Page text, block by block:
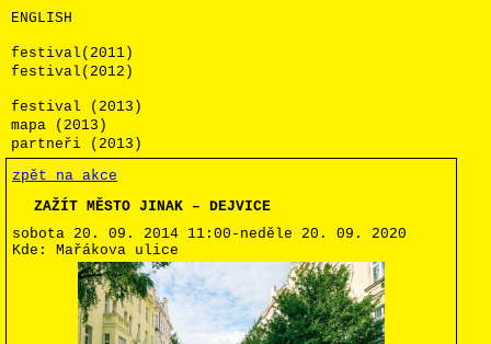
ENGLISH
festival(2011)
festival(2012)
festival (2013)
mapa (2013)
partneři (2013)
zpět na akce
ZAŽÍT MĚSTO JINAK – DEJVICE
sobota 20. 09. 2014 11:00-neděle 20. 09. 2020
Kde: Mařákova ulice